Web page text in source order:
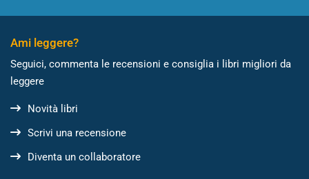
Ami leggere?
Seguici, commenta le recensioni e consiglia i libri migliori da
leggere
Novità libri
Scrivi una recensione
Diventa un collaboratore